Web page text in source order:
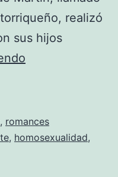
realizó
sus hijos
Romance
de
, romances
, homosexualidad,